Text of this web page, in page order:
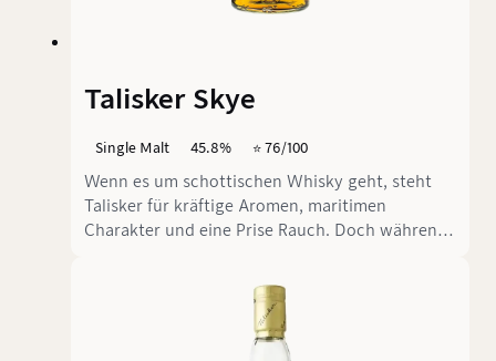
Talisker Skye
Single Malt 45.8% ⭐️ 76/100
Wenn es um schottischen Whisky geht, steht
Talisker für kräftige Aromen, maritimen
Charakter und eine Prise Rauch. Doch während
zugänglichere Alternative – zumindest auf dem